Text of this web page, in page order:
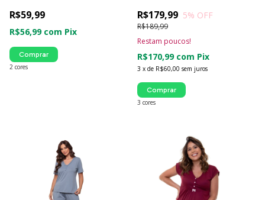
R$59,99
R$56,99 com Pix
2 cores
Comprar
R$179,99
R$189,99
5% OFF
3 x de R$60,00 sem juros
R$170,99 com Pix
Restam poucos!
3 cores
Comprar